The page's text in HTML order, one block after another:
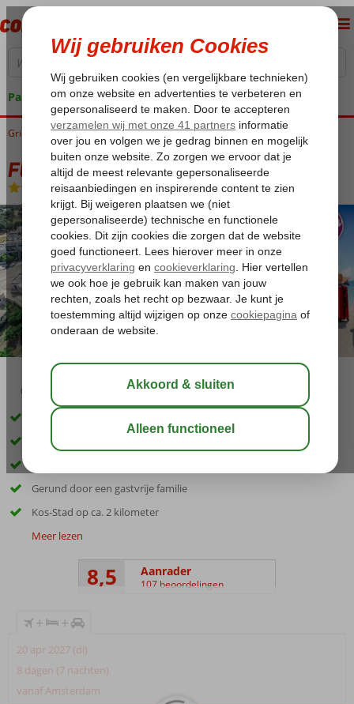
Pakketgarantie
Home
Griekenland Kos Kos-Stad Psalidi Fly & Go Alex 2 Appartementen
Fly & Go Alex 2 Appartementen
Logies-Appartement
03:45 aug 32°C
Inclusief huurauto
Kleinschalig appartementencomplex
Gerund door een gastvrije familie
Kos-Stad op ca. 2 kilometer
Meer lezen
8,5 Aanrader
107 beoordelingen
+ +
20 apr 2027 (di)
8 dagen (7 nachten)
vanaf Amsterdam